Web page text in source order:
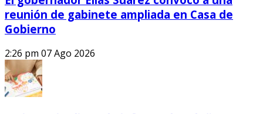
reunión de gabinete ampliada en Casa de
Gobierno
2:26 pm 07 Ago 2026